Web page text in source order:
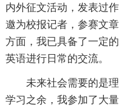
内外征文活动，发表过
邀为校报记者，参赛文
方面，我已具备了一定
英语进行日常的交流。
未来社会需要的是
学习之余，我参加了大